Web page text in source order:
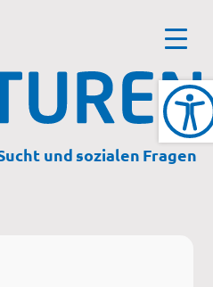
und sozialen Fragen